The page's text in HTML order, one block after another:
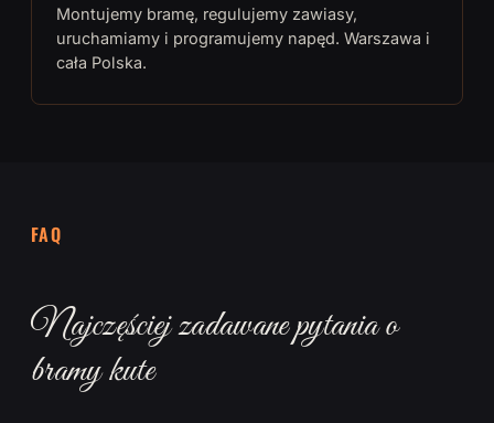
Montujemy bramę, regulujemy zawiasy,
uruchamiamy i programujemy napęd. Warszawa i
cała Polska.
FAQ
Najczęściej zadawane pytania o
bramy kute